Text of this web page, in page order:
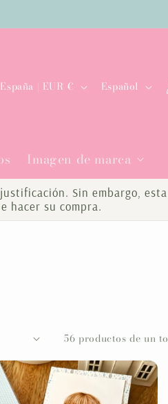
Imagen de marca
P
España | EUR €
o
m
a
Español
Sin embargo,
hacer su compra.
56 productos de un